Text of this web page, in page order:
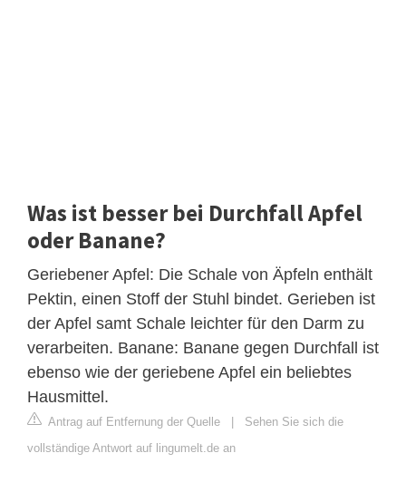
Was ist besser bei Durchfall Apfel
oder Banane?
Geriebener Apfel: Die Schale von Äpfeln enthält
Pektin, einen Stoff der Stuhl bindet. Gerieben ist
der Apfel samt Schale leichter für den Darm zu
verarbeiten. Banane: Banane gegen Durchfall ist
ebenso wie der geriebene Apfel ein beliebtes
Hausmittel.
Antrag auf Entfernung der Quelle
Sehen Sie sich die
vollständige Antwort auf lingumelt.de an